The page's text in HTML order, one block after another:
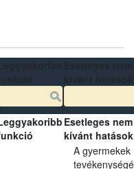
Esetleges nem
kívánt hatások
A gyermekek